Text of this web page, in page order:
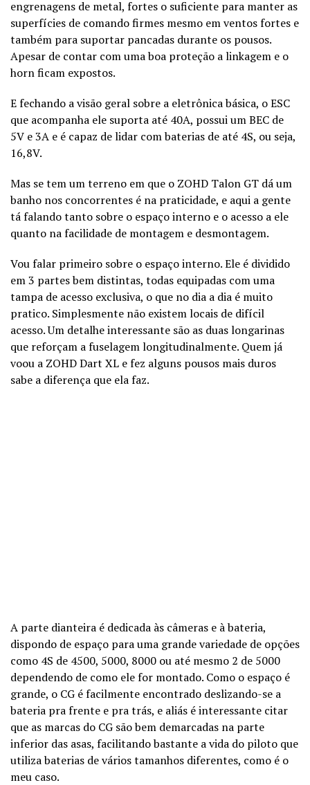
engrenagens de metal, fortes o suficiente para manter as
superfícies de comando firmes mesmo em ventos fortes e
também para suportar pancadas durante os pousos.
Apesar de contar com uma boa proteção a linkagem e o
horn ficam expostos.
E fechando a visão geral sobre a eletrônica básica, o ESC
que acompanha ele suporta até 40A, possui um BEC de
5V e 3A e é capaz de lidar com baterias de até 4S, ou seja,
16,8V.
Mas se tem um terreno em que o ZOHD Talon GT dá um
banho nos concorrentes é na praticidade, e aqui a gente
tá falando tanto sobre o espaço interno e o acesso a ele
quanto na facilidade de montagem e desmontagem.
Vou falar primeiro sobre o espaço interno. Ele é dividido
em 3 partes bem distintas, todas equipadas com uma
tampa de acesso exclusiva, o que no dia a dia é muito
pratico. Simplesmente não existem locais de difícil
acesso. Um detalhe interessante são as duas longarinas
que reforçam a fuselagem longitudinalmente. Quem já
voou a ZOHD Dart XL e fez alguns pousos mais duros
sabe a diferença que ela faz.
A parte dianteira é dedicada às câmeras e à bateria,
dispondo de espaço para uma grande variedade de opções
como 4S de 4500, 5000, 8000 ou até mesmo 2 de 5000
dependendo de como ele for montado. Como o espaço é
grande, o CG é facilmente encontrado deslizando-se a
bateria pra frente e pra trás, e aliás é interessante citar
que as marcas do CG são bem demarcadas na parte
inferior das asas, facilitando bastante a vida do piloto que
utiliza baterias de vários tamanhos diferentes, como é o
meu caso.